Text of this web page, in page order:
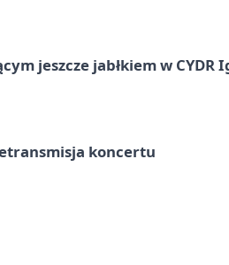
jeszcze jabłkiem w CYDR
koncertu